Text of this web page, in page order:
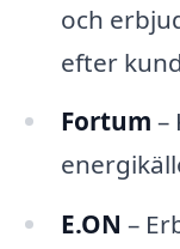
och
efter
Fortum –
E.ON –